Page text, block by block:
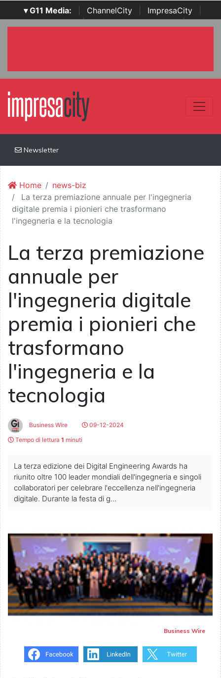
▾ G11 Media: ChannelCity ImpresaCity
SecurityOpenLab | Italian Channel Awards | Italian
Newsletter
Home
news-biz
La terza premiazione annuale per l'ingegneria
digitale premia i pionieri che trasformano
l'ingegneria e la tecnologia
La terza premiazione
annuale per
l'ingegneria digitale
premia i pionieri che
trasformano
l'ingegneria e la
tecnologia
Business Wire
09-12-2024
Tempo di lettura 1 minuti
La terza edizione dei Digital Engineering Awards ha
riunito oltre 100 leader mondiali dell'ingegneria e singoli
collaboratori per celebrare l'eccellenza nell'ingegneria
digitale. Durante la festa di g...
Business Wire